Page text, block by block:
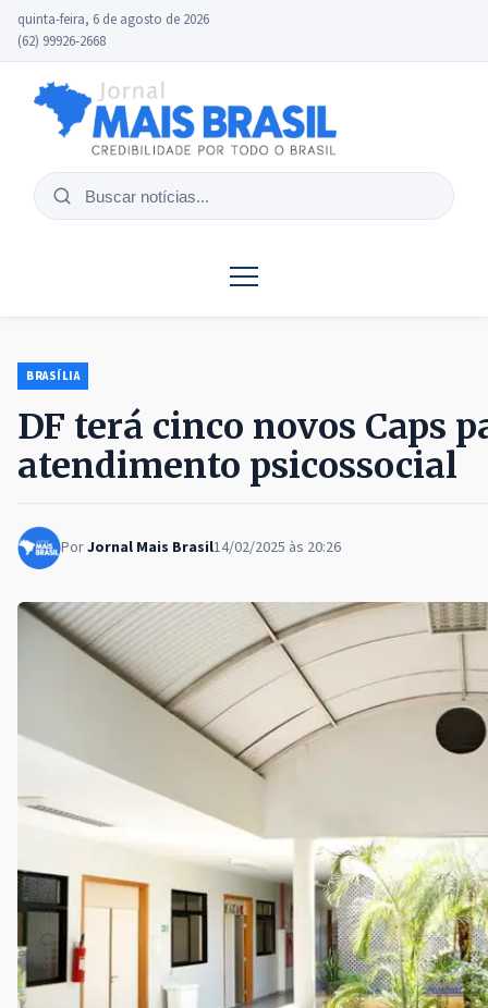
quinta-feira, 6 de agosto de 2026
(62) 99926-2668
Buscar
BRASÍLIA
DF terá cinco novos Caps
atendimento psicossocial
PorJornal Mais Brasil14/02/2025 às 20:26